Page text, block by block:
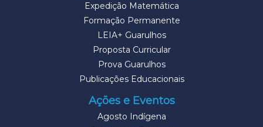
Expedição Matemática
Formação Permanente
LEIA+ Guarulhos
Proposta Curricular
Prova Guarulhos
Publicações Educacionais
Ações e Eventos
Agosto Indígena